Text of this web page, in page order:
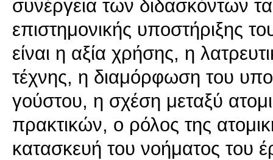
συνέργεια των διδασκόντων
επιστημονικής υποστήριξης
είναι η αξία χρήσης, η
τέχνης, η διαμόρφωση του
γούστου, η σχέση μεταξύ
πρακτικών, ο ρόλος της
κατασκευή του νοήματος του